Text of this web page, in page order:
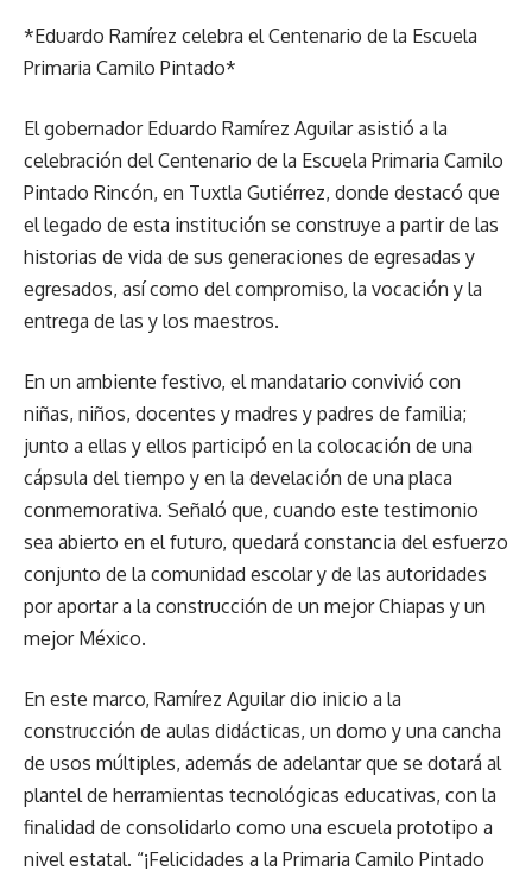
*Eduardo Ramírez celebra el Centenario de la Escuela
Primaria Camilo Pintado*
El gobernador Eduardo Ramírez Aguilar asistió a la
celebración del Centenario de la Escuela Primaria Camilo
Pintado Rincón, en Tuxtla Gutiérrez, donde destacó que
el legado de esta institución se construye a partir de las
historias de vida de sus generaciones de egresadas y
egresados, así como del compromiso, la vocación y la
entrega de las y los maestros.
En un ambiente festivo, el mandatario convivió con
niñas, niños, docentes y madres y padres de familia;
junto a ellas y ellos participó en la colocación de una
cápsula del tiempo y en la develación de una placa
conmemorativa. Señaló que, cuando este testimonio
sea abierto en el futuro, quedará constancia del esfuerzo
conjunto de la comunidad escolar y de las autoridades
por aportar a la construcción de un mejor Chiapas y un
mejor México.
En este marco, Ramírez Aguilar dio inicio a la
construcción de aulas didácticas, un domo y una cancha
de usos múltiples, además de adelantar que se dotará al
plantel de herramientas tecnológicas educativas, con la
finalidad de consolidarlo como una escuela prototipo a
nivel estatal. “¡Felicidades a la Primaria Camilo Pintado